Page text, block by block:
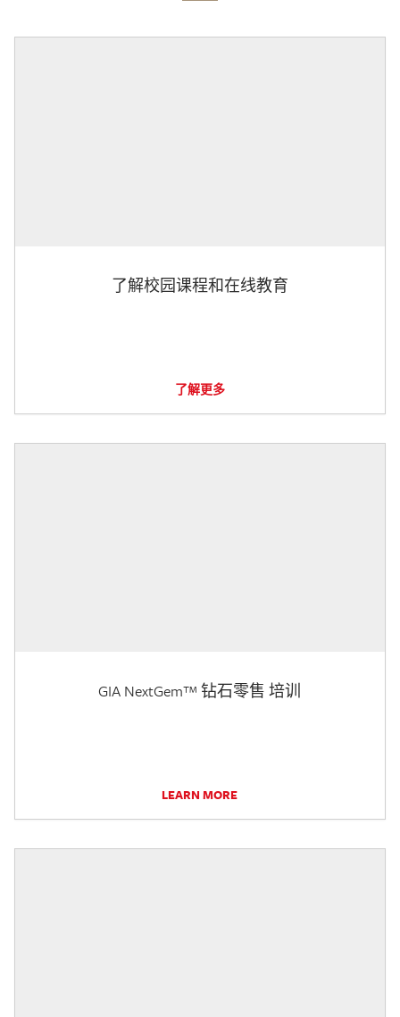
了解校园课程和在线教育
了解更多
GIA NextGem™ 钻石零售 培训
LEARN MORE